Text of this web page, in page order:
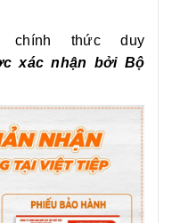
chính thức duy
xác nhận bởi Bộ